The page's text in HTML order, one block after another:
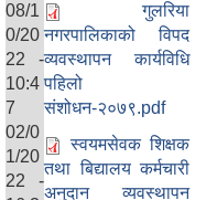
08/1
0/20
22 -
10:4
7
गुलरिया
नगरपालिकाको विपद
व्यवस्थापन कार्यविधि
पहिलो
संशोधन-२०७९.pdf
02/0
1/20
22 -
स्वयमसेवक शिक्षक
तथा बिद्यालय कर्मचारी
अनुदान व्यवस्थापन